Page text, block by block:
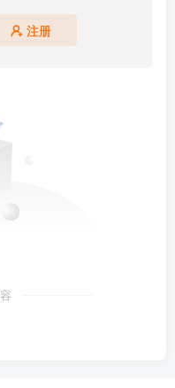
注册